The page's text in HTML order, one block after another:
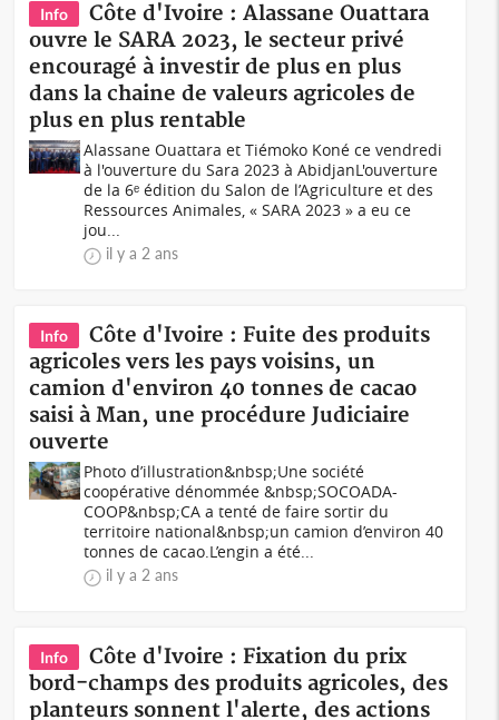
Info
Côte d'Ivoire : Alassane Ouattara
ouvre le SARA 2023, le secteur privé
encouragé à investir de plus en plus
dans la chaine de valeurs agricoles de
plus en plus rentable
Alassane Ouattara et Tiémoko Koné ce vendredi
à l'ouverture du Sara 2023 à AbidjanL'ouverture
de la 6ᵉ édition du Salon de l’Agriculture et des
Ressources Animales, « SARA 2023 » a eu ce
jou...
il y a 2 ans
Info
Côte d'Ivoire : Fuite des produits
agricoles vers les pays voisins, un
camion d'environ 40 tonnes de cacao
saisi à Man, une procédure Judiciaire
ouverte
Photo d’illustration&nbsp;Une société
coopérative dénommée &nbsp;SOCOADA-
COOP&nbsp;CA a tenté de faire sortir du
territoire national&nbsp;un camion d’environ 40
tonnes de cacao.L’engin a été...
il y a 2 ans
Info
Côte d'Ivoire : Fixation du prix
bord-champs des produits agricoles, des
planteurs sonnent l'alerte, des actions